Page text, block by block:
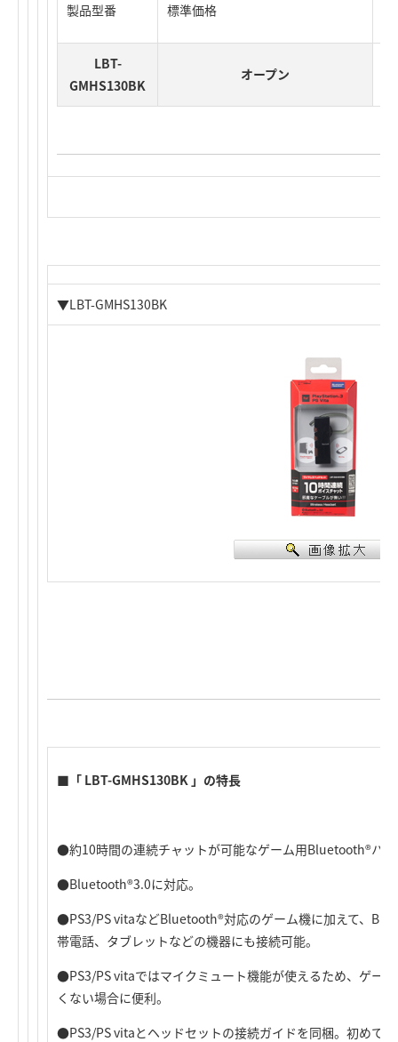
製品型番 標準価格
LBT-
GMHS130BK
オープン
▼LBT-GMHS130BK
■「 LBT-GMHS130BK 」の特長
●約10時間の連続チャットが可能なゲーム用Bluetooth®ハ
●Bluetooth®3.0に対応。
●PS3/PS vitaなどBluetooth®対応のゲーム機に加えて、
帯電話、タブレットなどの機器にも接続可能。
●PS3/PS vitaではマイクミュート機能が使えるため、ゲー
くない場合に便利。
●PS3/PS vitaとヘッドセットの接続ガイドを同梱。初めて